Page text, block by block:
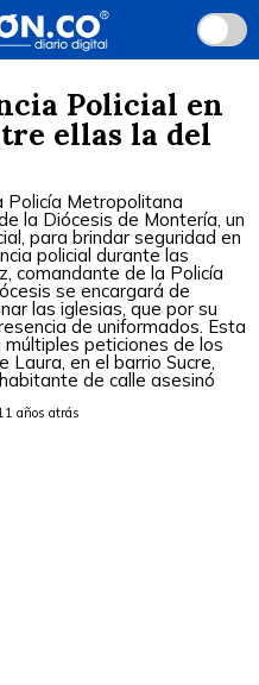
Policial en
ellas la del
Policía Metropolitana
la Diócesis de Montería, un
para brindar seguridad en
policial durante las
comandante de la Policía
se encargará de
las iglesias, que por su
de uniformados. Esta
peticiones de los
en el barrio Sucre,
de calle asesinó
años atrás